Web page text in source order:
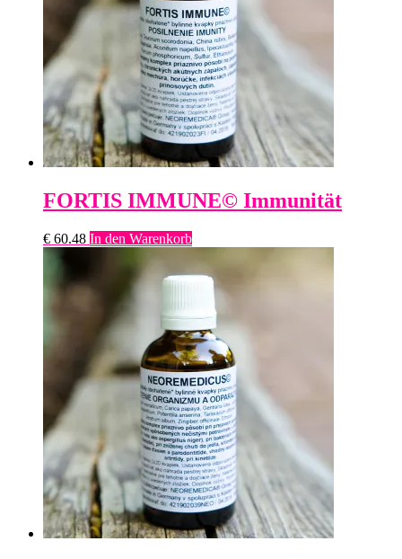
FORTIS IMMUNE© Immunität
€ 60.48 In den Warenkorb